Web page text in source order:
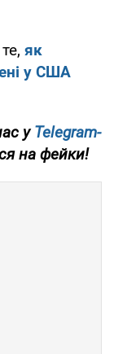
як
у США
уTelegram-
на фейки!